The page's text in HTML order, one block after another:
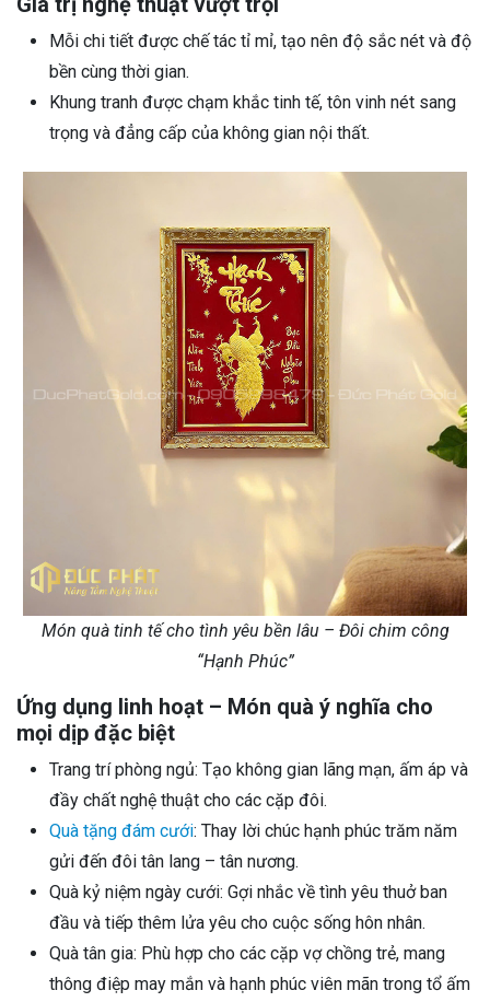
Mỗi chi tiết được chế tác tỉ mỉ, tạo nên độ sắc nét và độ
bền cùng thời gian.
Khung tranh được chạm khắc tinh tế, tôn vinh nét sang
trọng và đẳng cấp của không gian nội thất.
Món quà tinh tế cho tình yêu bền lâu – Đôi chim công
“Hạnh Phúc”
Ứng dụng linh hoạt – Món quà ý nghĩa cho
mọi dịp đặc biệt
Trang trí phòng ngủ: Tạo không gian lãng mạn, ấm áp và
đầy chất nghệ thuật cho các cặp đôi.
Quà tặng đám cưới: Thay lời chúc hạnh phúc trăm năm
gửi đến đôi tân lang – tân nương.
Quà kỷ niệm ngày cưới: Gợi nhắc về tình yêu thuở ban
đầu và tiếp thêm lửa yêu cho cuộc sống hôn nhân.
Quà tân gia: Phù hợp cho các cặp vợ chồng trẻ, mang
thông điệp may mắn và hạnh phúc viên mãn trong tổ ấm